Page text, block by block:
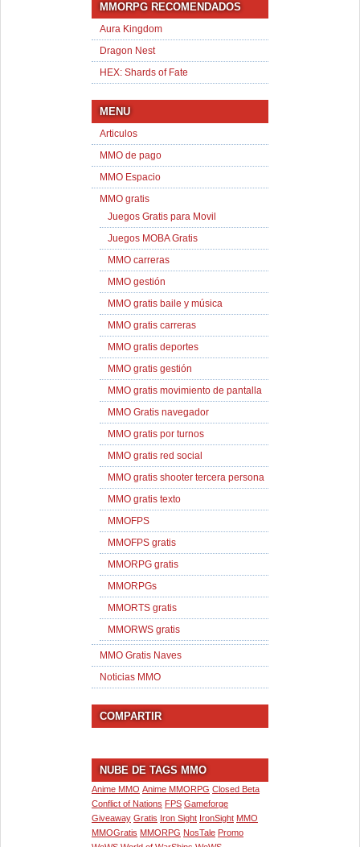
MMORPG RECOMENDADOS
Aura Kingdom
Dragon Nest
HEX: Shards of Fate
MENU
Articulos
MMO de pago
MMO Espacio
MMO gratis
Juegos Gratis para Movil
Juegos MOBA Gratis
MMO carreras
MMO gestión
MMO gratis baile y música
MMO gratis carreras
MMO gratis deportes
MMO gratis gestión
MMO gratis movimiento de pantalla
MMO Gratis navegador
MMO gratis por turnos
MMO gratis red social
MMO gratis shooter tercera persona
MMO gratis texto
MMOFPS
MMOFPS gratis
MMORPG gratis
MMORPGs
MMORTS gratis
MMORWS gratis
MMO Gratis Naves
Noticias MMO
COMPARTIR
NUBE DE TAGS MMO
Anime MMO Anime MMORPG Closed Beta
Conflict of Nations FPS Gameforge
Giveaway Gratis Iron Sight IronSight MMO
MMOGratis MMORPG NosTale Promo